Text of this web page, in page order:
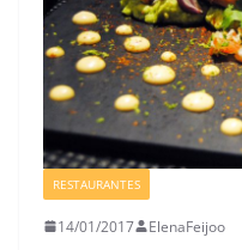
RESTAURANTES
14/01/2017 ElenaFeijoo